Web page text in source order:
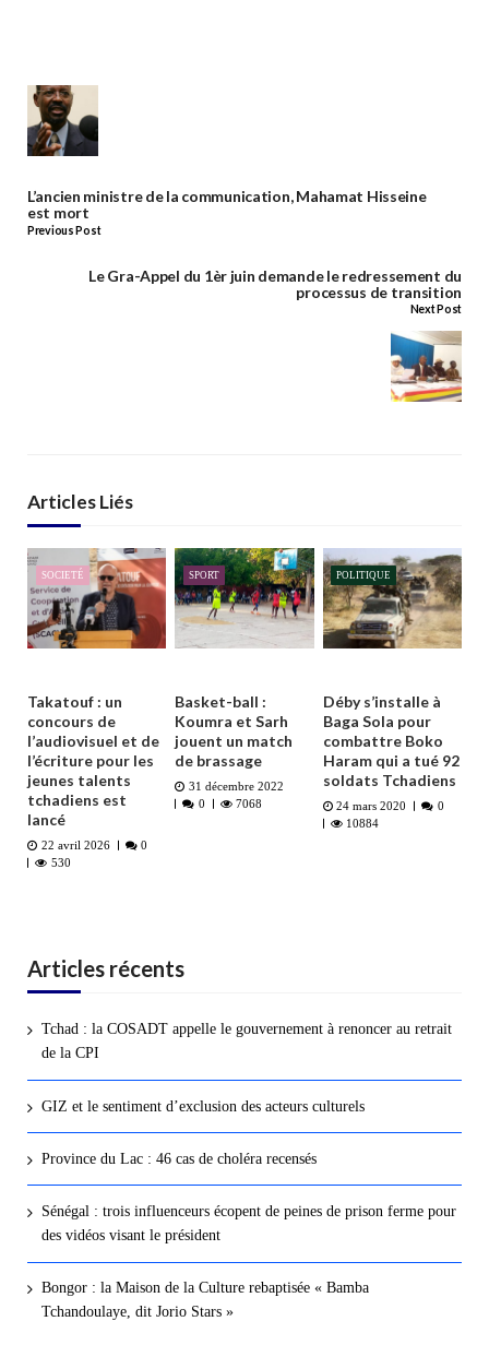
L’ancien ministre de la communication, Mahamat Hisseine
est mort
Previous Post
Le Gra-Appel du 1èr juin demande le redressement du
processus de transition
Next Post
Articles Liés
SOCIETÉ
Takatouf : un
concours de
l’audiovisuel et de
l’écriture pour les
jeunes talents
tchadiens est
lancé
22 avril 2026
0
530
SPORT
Basket-ball :
Koumra et Sarh
jouent un match
de brassage
31 décembre 2022
0
7068
POLITIQUE
Déby s’installe à
Baga Sola pour
combattre Boko
Haram qui a tué 92
soldats Tchadiens
24 mars 2020
0
10884
Articles récents
Tchad : la COSADT appelle le gouvernement à renoncer au retrait
de la CPI
GIZ et le sentiment d’exclusion des acteurs culturels
Province du Lac : 46 cas de choléra recensés
Sénégal : trois influenceurs écopent de peines de prison ferme pour
des vidéos visant le président
Bongor : la Maison de la Culture rebaptisée « Bamba
Tchandoulaye, dit Jorio Stars »